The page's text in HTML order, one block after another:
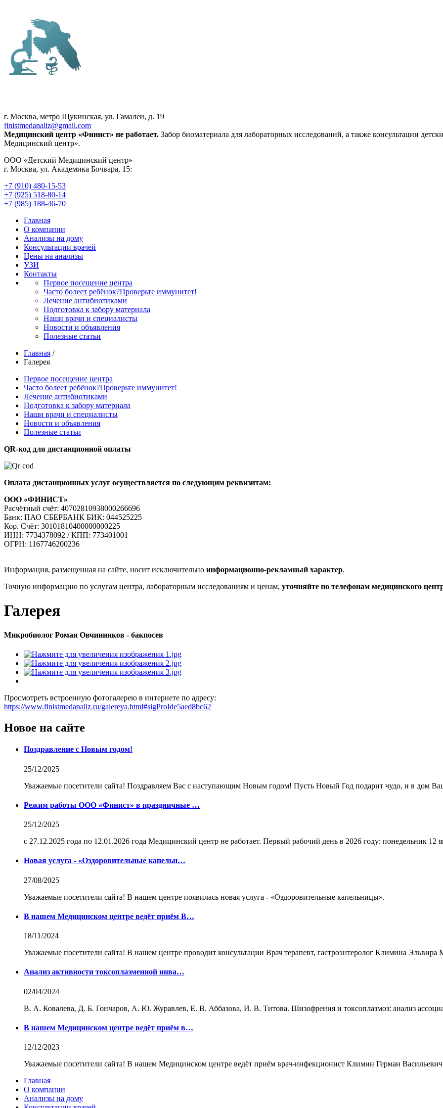
г. Москва, метро Щукинская, ул. Гамалеи, д. 19
finistmedanaliz@gmail.com
Медицинский центр «Финист» не работает. Забор биоматериала для лабораторных исследований, а также консультации
Медицинский центр».
ООО «Детский Медицинский центр»
г. Москва, ул. Академика Бочвара, 15:
+7 (910) 480-15-53
+7 (925) 518-80-14
+7 (985) 188-46-70
Главная
О компании
Анализы на дому
Консультации врачей
Цены на анализы
УЗИ
Контакты
Первое посещение центра
Часто болеет ребёнок?Проверьте иммунитет!
Лечение антибиотиками
Подготовка к забору материала
Наши врачи и специалисты
Новости и объявления
Полезные статьи
Главная /
Галерея
Первое посещение центра
Часто болеет ребёнок?Проверьте иммунитет!
Лечение антибиотиками
Подготовка к забору материала
Наши врачи и специалисты
Новости и объявления
Полезные статьи
QR-код для дистанционной оплаты
Оплата дистанционных услуг осуществляется по следующим реквизитам:
ООО «ФИНИСТ»
Расчётный счёт: 40702810938000266696
Банк: ПАО СБЕРБАНК БИК: 044525225
Кор. Cчёт: 30101810400000000225
ИНН: 7734378092 / КПП: 773401001
ОГРН: 1167746200236
Информация, размещенная на сайте, носит исключительно информационно-рекламный характер.
Точную информацию по услугам центра, лабораторным исследованиям и ценам, уточняйте по телефонам медицинского
Галерея
Микробиолог Роман Овчинников - бакпосев
Просмотреть встроенную фотогалерею в интернете по адресу:
https://www.finistmedanaliz.ru/galereya.html#sigProIde5aed8bc62
Новое на сайте
Поздравление с Новым годом!
25/12/2025
Уважаемые посетители сайта! Поздравляем Вас с наступающим Новым годом! Пусть Новый Год подарит чудо, и в дом
Режим работы ООО «Финист» в праздничные …
25/12/2025
с 27.12.2025 года по 12.01.2026 года Медицинский центр не работает. Первый рабочий день в 2026 году: понедельник 12
Новая услуга - «Оздоровительные капельн…
27/08/2025
Уважаемые посетители сайта! В нашем центре появилась новая услуга - «Оздоровительные капельницы».
В нашем Медицинском центре ведёт приём В…
18/11/2024
Уважаемые посетители сайта! В нашем центре проводит консультации Врач терапевт, гастроэнтеролог Климина Эльвира
Анализ активности токсоплазменной инва…
02/04/2024
В. А. Ковалева, Д. Б. Гончаров, А. Ю. Журавлев, Е. В. Аббазова, И. В. Титова. Шизофрения и токсоплазмоз: анализ
В нашем Медицинском центре ведёт приём в…
12/12/2023
Уважаемые посетители сайта! В нашем Медицинском центре ведёт приём врач-инфекционист Климин Герман
Главная
О компании
Анализы на дому